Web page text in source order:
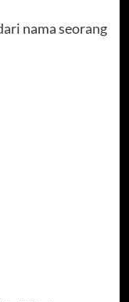
nama seorang